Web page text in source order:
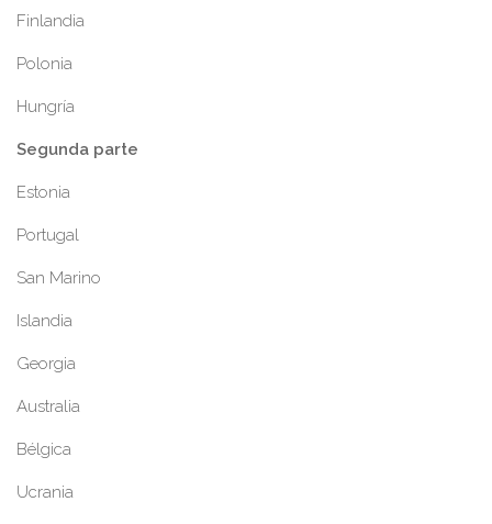
Finlandia
Polonia
Hungría
Segunda parte
Estonia
Portugal
San Marino
Islandia
Georgia
Australia
Bélgica
Ucrania